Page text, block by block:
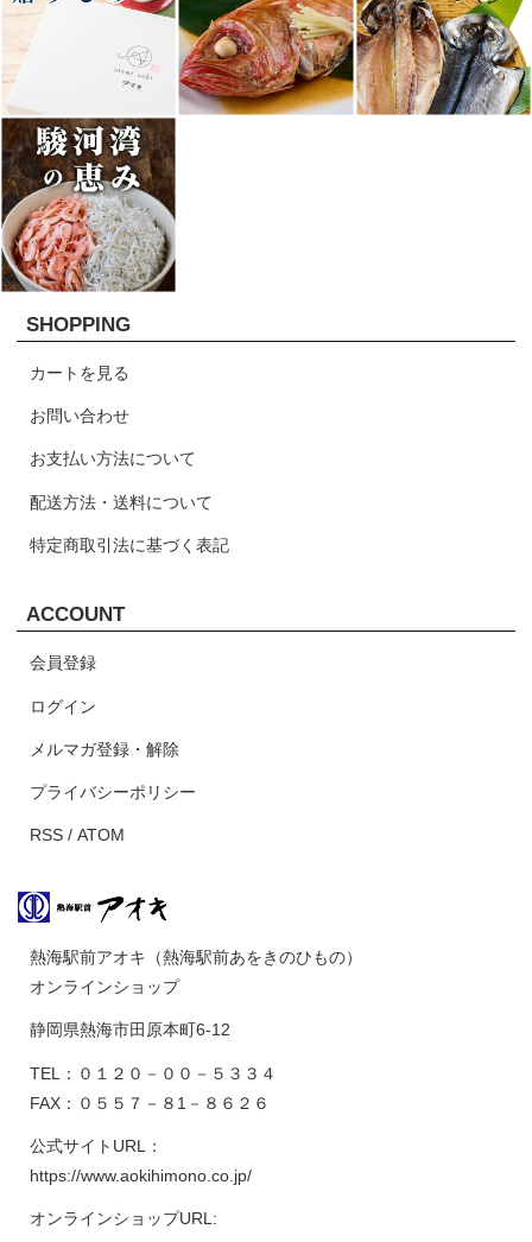
熱海駅前アオキ（熱海駅前あをきのひもの）
オンラインショップ
静岡県熱海市田原本町6-12
TEL：０１２０－００－５３３４
FAX：０５５７－８1－８６２６
公式サイトURL：
https://www.aokihimono.co.jp/
オンラインショップURL:
SHOPPING
カートを見る
お問い合わせ
お支払い方法について
配送方法・送料について
特定商取引法に基づく表記
ACCOUNT
会員登録
ログイン
メルマガ登録・解除
プライバシーポリシー
RSS /ATOM